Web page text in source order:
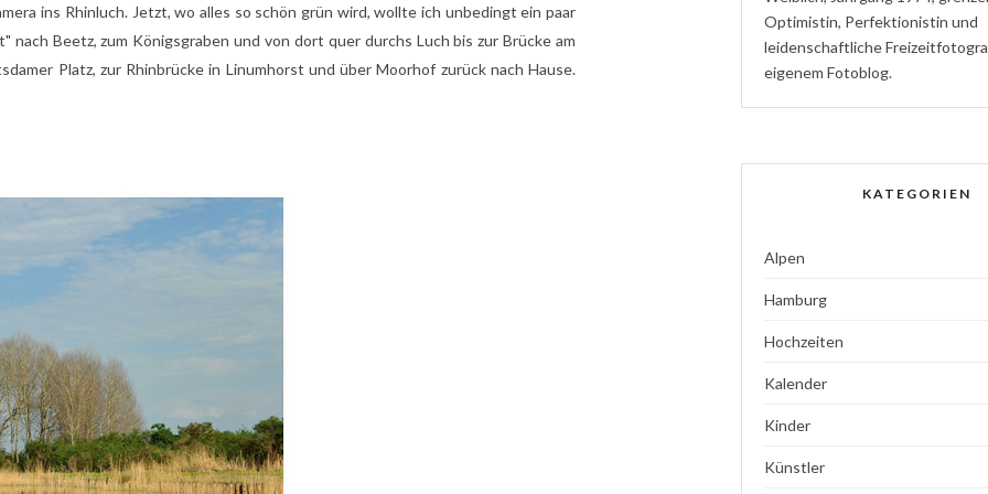
ins Rhinluch. Jetzt, wo alles so schön grün wird, wollte ich unbedingt ein paar
nach Beetz, zum Königsgraben und von dort quer durchs Luch bis zur Brücke am
Platz, zur Rhinbrücke in Linumhorst und über Moorhof zurück nach Hause.
Optimistin, Perfektionistin und
leidenschaftliche
eigenem Fotoblog.
KATEGORIEN
Alpen
Hamburg
Hochzeiten
Kalender
Kinder
Künstler